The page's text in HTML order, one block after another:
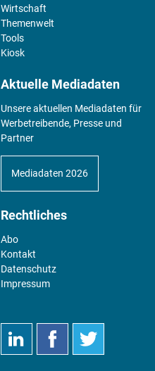
Wirtschaft
Themenwelt
Tools
Kiosk
Aktuelle Mediadaten
Unsere aktuellen Mediadaten für
Werbetreibende, Presse und
Partner
Mediadaten 2026
Rechtliches
Abo
Kontakt
Datenschutz
Impressum